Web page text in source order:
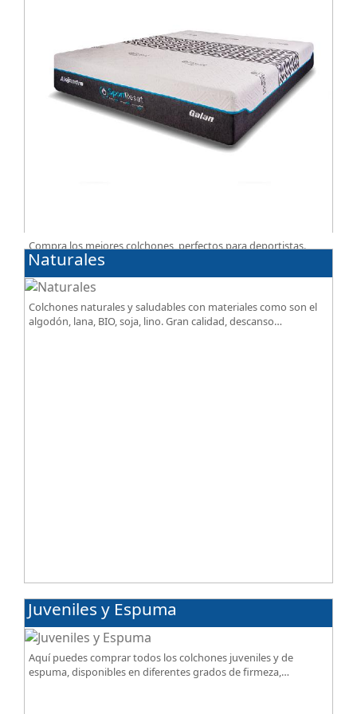
Compra los mejores colchones, perfectos para deportistas.
Facilitan el descanso a personas que practican deporte,
SportReset ayuda a recuperar energía
Naturales
Colchones naturales y saludables con materiales como son el
algodón, lana, BIO, soja, lino. Gran calidad, descanso
Juveniles y Espuma
Aquí puedes comprar todos los colchones juveniles y de
espuma, disponibles en diferentes grados de firmeza,